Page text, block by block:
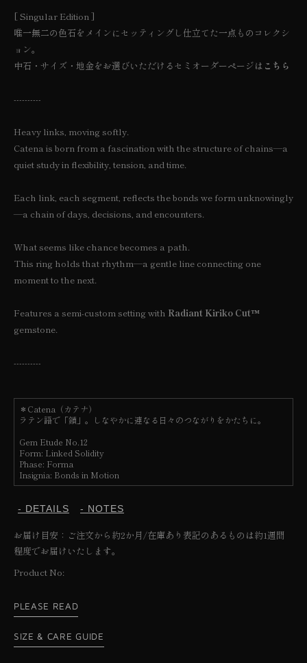
[ Singular Edition ]
唯一無二の色石をメインにセッティングし仕立てた一点ものコレクシ
ョン。
中石・サイズ・地金をお選びいただけるセミオーダーページは こちら
----------
Heavy links, moving softly.
Catena is born from a fascination with the structure of chains—a
quiet study in flexibility, tension, and time.
Each link, each segment, reflects the bonds we form unknowingly
—a chain of days, decisions, and encounters.
What seems like chance becomes a path.
This ring holds that rhythm—a gentle line connecting one
moment to the next.
Features a semi-custom setting with Radiant Kiriko Cut™
gemstone.
----------
＊Catena（カテナ）
ラテン語で「鎖」。しなやかに連なる日々のつながりをかたちに。
Gem Etude No.12
Form: Linked Solidity
Phase: Forma
Insignia: Bonds in Motion
- DETAILS - NOTES
お届け目安：ご注文から約2か月/在庫あり表記のあるものは約1週間
程度でお届けいたします。
SKU:
Product No:
PLEASE READ
SIZE & CARE GUIDE